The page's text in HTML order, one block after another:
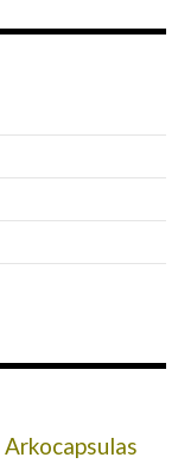
Arkocapsulas